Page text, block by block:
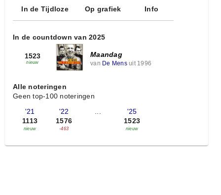
In de Tijdloze Op grafiek Info
In de countdown van 2025
1523
nieuw
Maandag
van De Mensuit 1996
Alle noteringen
Geen top-100 noteringen
'21
1113
nieuw
'22
1576
-463
...
'25
1523
nieuw